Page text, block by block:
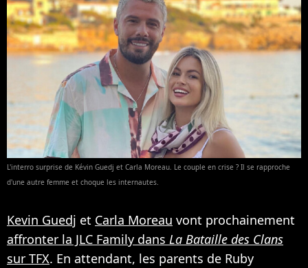
L'interro surprise de Kévin Guedj et Carla Moreau. Le couple en crise ? Il se rapproche
d'une autre femme et choque les internautes.
Kevin Guedj et Carla Moreau vont prochainement
affronter la JLC Family dans La Bataille des Clans
sur TFX. En attendant, les parents de Ruby